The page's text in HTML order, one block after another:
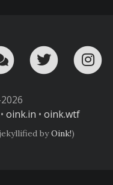
en Telegram!
TV Charla conTwitter
• oink.in • oink.wtf
byOink!)